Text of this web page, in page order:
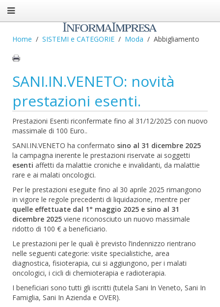
Home SISTEMI e CATEGORIE Moda Abbigliamento
SANI.IN.VENETO: novità
prestazioni esenti.
Prestazioni Esenti riconfermate fino al 31/12/2025 con nuovo
massimale di 100 Euro..
SANI.IN.VENETO ha confermato sino al 31 dicembre 2025
la campagna inerente le prestazioni riservate ai soggetti
esenti affetti da malattie croniche e invalidanti, da malattie
rare e ai malati oncologici.
Per le prestazioni eseguite fino al 30 aprile 2025 rimangono
in vigore le regole precedenti di liquidazione, mentre per
quelle effettuate dal 1° maggio 2025 e sino al 31
dicembre 2025 viene riconosciuto un nuovo massimale
ridotto di 100 € a beneficiario.
Le prestazioni per le quali è previsto l’indennizzo rientrano
nelle seguenti categorie: visite specialistiche, area
diagnostica, fisioterapia, cui si aggiungono, per i malati
oncologici, i cicli di chemioterapia e radioterapia.
I beneficiari sono tutti gli iscritti (tutela Sani In Veneto, Sani In
Famiglia, Sani In Azienda e OVER).